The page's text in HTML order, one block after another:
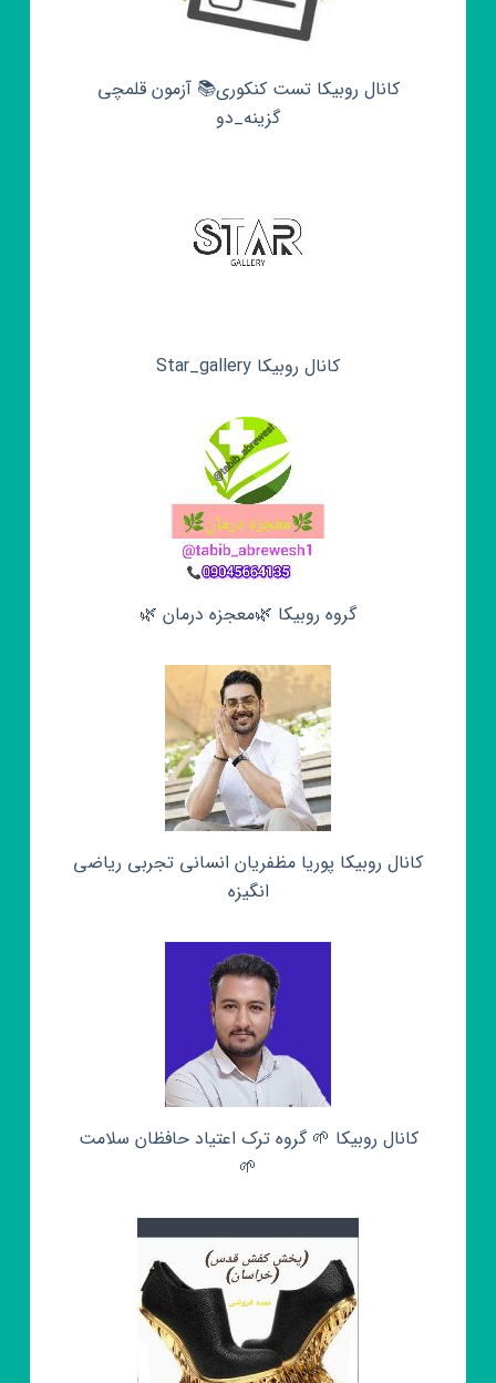
کانال روبیکا تست کنکوری📚 آزمون قلمچی‌‌
گزینه_دو
کانال روبیکا Star_gallery
گروه روبیکا 🌿معجزه درمان 🌿
کانال روبیکا پوریا مظفریان انسانی تجربی ریاضی
انگیزه
کانال روبیکا 🌱 گروه ترک اعتیاد حافظان سلامت
🌱